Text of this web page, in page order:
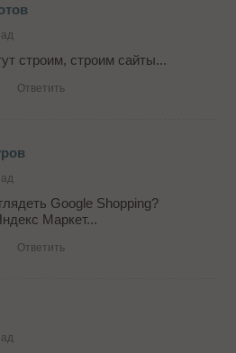
строим, строим сайты...
Ответить
Google Shopping?
Маркет...
Ответить